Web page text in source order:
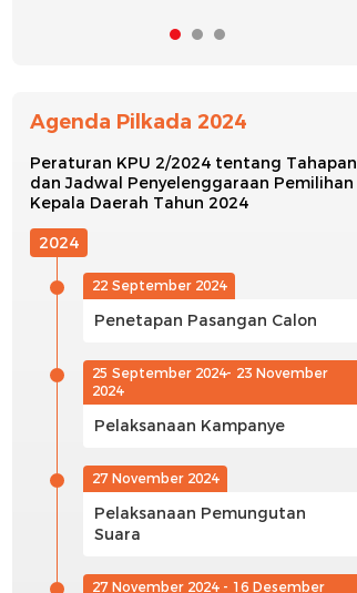
Agenda Pilkada 2024
Peraturan KPU 2/2024 tentang Tahapan
dan Jadwal Penyelenggaraan Pemilihan
Kepala Daerah Tahun 2024
2024
22 September 2024
Penetapan Pasangan Calon
25 September 2024- 23 November
2024
Pelaksanaan Kampanye
27 November 2024
Pelaksanaan Pemungutan
Suara
27 November 2024 - 16 Desember